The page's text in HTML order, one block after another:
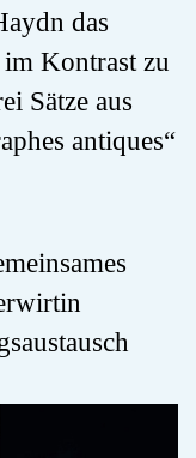
das
Kontrast zu
Sätze aus
antiques“